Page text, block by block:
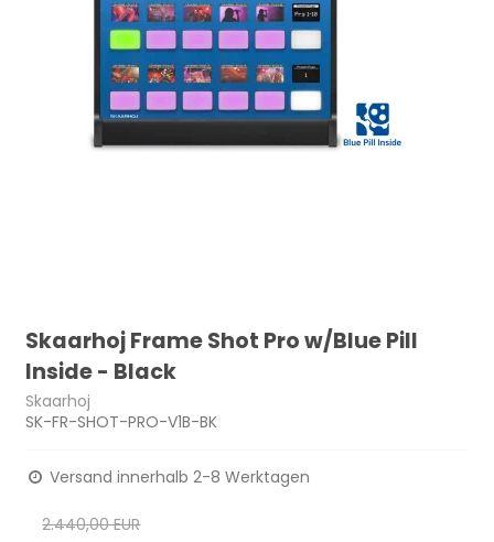
Skaarhoj Frame Shot Pro w/Blue Pill
Inside - Black
Skaarhoj
SK-FR-SHOT-PRO-V1B-BK
Versand innerhalb 2-8 Werktagen
2.440,00 EUR